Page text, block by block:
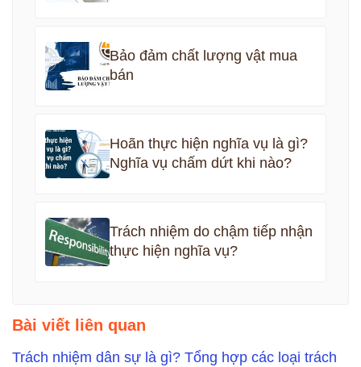
Bảo đảm chất lượng vật mua
bán
Hoãn thực hiện nghĩa vụ là gì?
Nghĩa vụ chấm dứt khi nào?
Trách nhiệm do chậm tiếp nhận
thực hiện nghĩa vụ?
Bài viết liên quan
Trách nhiệm dân sự là gì? Tổng hợp các loại trách